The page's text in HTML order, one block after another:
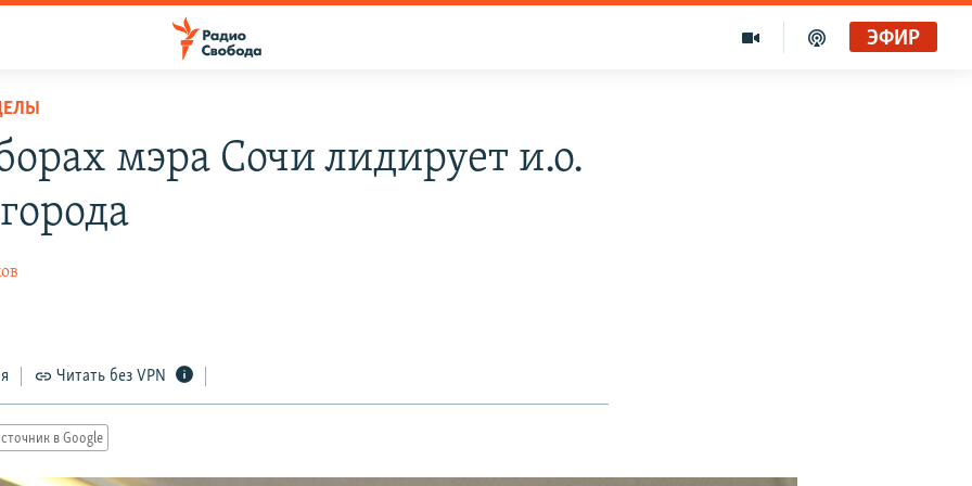
ЭФИР
мэра Сочи лидирует и.о.
Читать без VPN
в Google